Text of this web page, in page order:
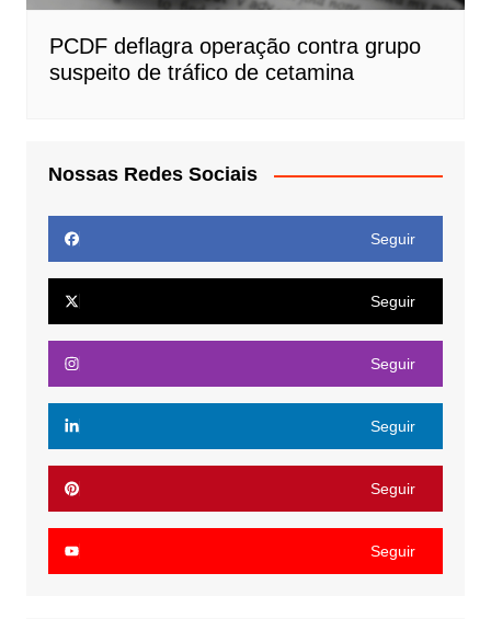
PCDF deflagra operação contra grupo
suspeito de tráfico de cetamina
Nossas Redes Sociais
Seguir
Seguir
Seguir
Seguir
Seguir
Seguir